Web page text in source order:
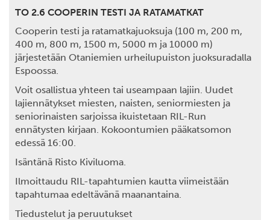
TO 2.6 COOPERIN TESTI JA RATAMATKAT
Cooperin testi ja ratamatkajuoksuja (100 m, 200 m,
400 m, 800 m, 1500 m, 5000 m ja 10000 m)
järjestetään Otaniemien urheilupuiston juoksuradalla
Espoossa.
Voit osallistua yhteen tai useampaan lajiin. Uudet
lajiennätykset miesten, naisten, seniormiesten ja
seniorinaisten sarjoissa ikuistetaan RIL-Run
ennätysten kirjaan. Kokoontumien pääkatsomon
edessä 16:00.
Isäntänä Risto Kiviluoma.
Ilmoittaudu RIL-tapahtumien kautta viimeistään
tapahtumaa edeltävänä maanantaina.
Tiedustelut ja peruutukset